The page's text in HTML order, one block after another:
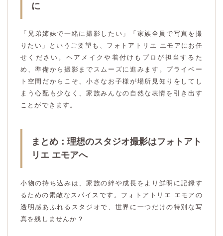
に
「兄弟姉妹で一緒に撮影したい」「家族全員で写真を撮
りたい」というご要望も、フォトアトリエ エモアにお任
せください。ヘアメイクや着付けもプロが担当するた
め、準備から撮影までスムーズに進みます。プライベー
ト空間だからこそ、小さなお子様が場所見知りをしてし
まう心配も少なく、家族みんなの自然な表情を引き出す
ことができます。
まとめ：理想のスタジオ撮影はフォトアト
リエ エモアへ
小物の持ち込みは、家族の絆や成長をより鮮明に記録す
るための素敵なスパイスです。フォトアトリエ エモアの
透明感あふれるスタジオで、世界に一つだけの特別な写
真を残しませんか？